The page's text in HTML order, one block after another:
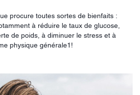
procure toutes sortes de bienfaits :
à réduire le taux de glucose,
de poids, à diminuer le stress et à
physique générale1!